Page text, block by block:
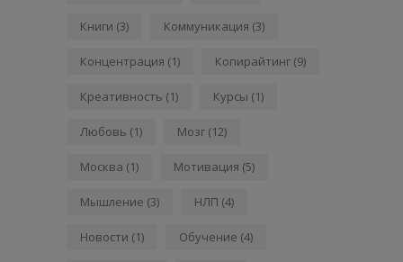
Книги (3) Коммуникация (3)
Концентрация (1) Копирайтинг (9)
Креативность (1) Курсы (1)
Любовь (1) Мозг (12)
Москва (1) Мотивация (5)
Мышление (3) НЛП (4)
Новости (1) Обучение (4)